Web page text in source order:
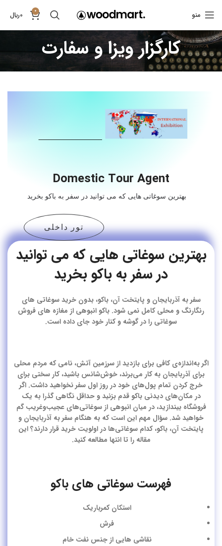
منو 0
0﷼
کارگزار ویزا و سفارت
Domestic Tour Agent
بهترین سوغاتی‌ هایی که می‌ توانید در سفر به باکو بخرید
تور داخلی
بهترین سوغاتی‌ هایی که می‌ توانید
در سفر به باکو بخرید
سفر به آذربایجان و پایتخت آن، باکو، بدون خرید سوغاتی های
رنگارنگ و محلی کامل نمی شود. باکو انبوهی از مغازه های فروش
سوغاتی را در گوشه و کنار خود جای داده است.
اگر به‌اندازه‌ی کافی برای بازدید از سرزمین آتش، نامی که مردم محلی
برای آذربایجان به کار می‌برند، خوش‌شانس باشید، کار سختی برای
خرج کردن تمام پول‌های خود در روز اول سفر نخواهید داشت. اگر
در مکان‌های دیدنی باکو قدم بزنید و حداقل نگاهی گذرا به یک
فروشگاه بیندازید، در میان انبوهی از سوغاتی‌های عجیب‌وغریب گم
خواهید شد. سؤال مهم این است که به هنگام سفر به آذربایجان و
پایتخت آن، باکو، کدام سوغاتی‌ها در اولویت خرید قرار دارند؟ این
مقاله را تا انتها مطالعه کنید.
فهرست سوغاتی های باکو
استکان کمرباریک
فرش
نقاشی هایی از جنس نفت خام